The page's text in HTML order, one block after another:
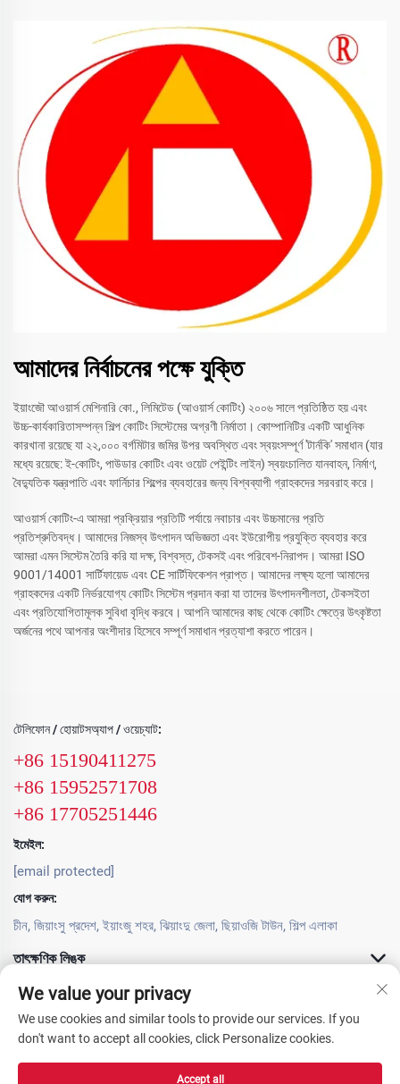
আমাদের নির্বাচনের পক্ষে যুক্তি
ইয়াংজৌ আওয়ার্স মেশিনারি কো., লিমিটেড (আওয়ার্স কোটিং) ২০০৬ সালে প্রতিষ্ঠিত হয় এবং
উচ্চ-কার্যকারিতাসম্পন্ন শিল্প কোটিং সিস্টেমের অগ্রণী নির্মাতা। কোম্পানিটির একটি আধুনিক
কারখানা রয়েছে যা ২২,০০০ বর্গমিটার জমির উপর অবস্থিত এবং স্বয়ংসম্পূর্ণ 'টার্নকি' সমাধান (যার
মধ্যে রয়েছে: ই-কোটিং, পাউডার কোটিং এবং ওয়েট পেইন্টিং লাইন) স্বয়ংচালিত যানবাহন, নির্মাণ,
বৈদ্যুতিক যন্ত্রপাতি এবং ফার্নিচার শিল্পের ব্যবহারের জন্য বিশ্বব্যাপী গ্রাহকদের সরবরাহ করে।
আওয়ার্স কোটিং-এ আমরা প্রক্রিয়ার প্রতিটি পর্যায়ে নবাচার এবং উচ্চমানের প্রতি
প্রতিশ্রুতিবদ্ধ। আমাদের নিজস্ব উৎপাদন অভিজ্ঞতা এবং ইউরোপীয় প্রযুক্তি ব্যবহার করে
আমরা এমন সিস্টেম তৈরি করি যা দক্ষ, বিশ্বস্ত, টেকসই এবং পরিবেশ-নিরাপদ। আমরা ISO
9001/14001 সার্টিফায়েড এবং CE সার্টিফিকেশন প্রাপ্ত। আমাদের লক্ষ্য হলো আমাদের
গ্রাহকদের একটি নির্ভরযোগ্য কোটিং সিস্টেম প্রদান করা যা তাদের উৎপাদনশীলতা, টেকসইতা
এবং প্রতিযোগিতামূলক সুবিধা বৃদ্ধি করবে। আপনি আমাদের কাছ থেকে কোটিং ক্ষেত্রে উৎকৃষ্টতা
অর্জনের পথে আপনার অংশীদার হিসেবে সম্পূর্ণ সমাধান প্রত্যাশা করতে পারেন।
টেলিফোন / হোয়াটসঅ্যাপ / ওয়েচ্যাট:
+86 15190411275
+86 15952571708
+86 17705251446
ইমেইল:
[email protected]
যোগ করুন:
চীন, জিয়াংসু প্রদেশ, ইয়াংজু শহর, ঝিয়াংদু জেলা, ছিয়াওজি টাউন, শিল্প এলাকা
তাৎক্ষণিক লিঙ্ক
পণ্য সামগ্রী
We value your privacy
We use cookies and similar tools to provide our services. If you
don't want to accept all cookies, click Personalize cookies.
Accept all